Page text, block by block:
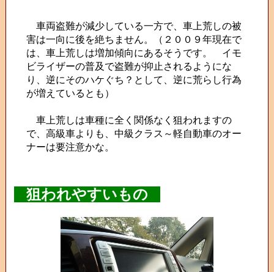
車両盗難が減少している一方で、車上荒しの被
害は一向に後を絶ちません。（２００９年現在で
は、車上荒しは増加傾向にあるそうです。 イモ
ビライザーの普及で盗難が抑止されるようにな
り、逆にそのハケぐち？として、逆に荒らし行為
が増えているとも）
車上荒しは車種に全く関係なく狙われますの
で、高級車よりも、中級クラス～軽自動車のオー
ナーは要注意かな。
狙われやすいもの